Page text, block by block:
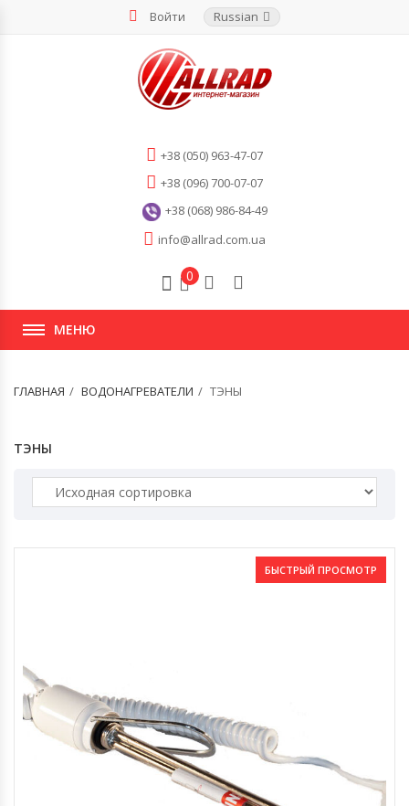
Войти Russian
+38 (050) 963-47-07
+38 (096) 700-07-07
+38 (068) 986-84-49
info@allrad.com.ua
0
МЕНЮ
ГЛАВНАЯ ВОДОНАГРЕВАТЕЛИ ТЭНЫ
ТЭНЫ
БЫСТРЫЙ ПРОСМОТР